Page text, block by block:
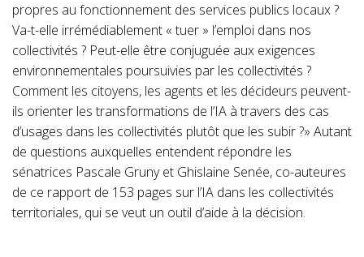
propres au fonctionnement des services publics locaux ?
Va-t-elle irrémédiablement « tuer » l’emploi dans nos
collectivités ? Peut-elle être conjuguée aux exigences
environnementales poursuivies par les collectivités ?
Comment les citoyens, les agents et les décideurs peuvent-
ils orienter les transformations de l’IA à travers des cas
d’usages dans les collectivités plutôt que les subir ?» Autant
de questions auxquelles entendent répondre les
sénatrices Pascale Gruny et Ghislaine Senée, co-auteures
de ce rapport de 153 pages sur l’IA dans les collectivités
territoriales, qui se veut un outil d’aide à la décision.